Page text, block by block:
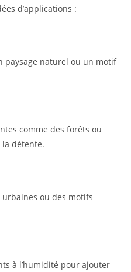
d’applications :
paysage naturel ou un motif
comme des forêts ou
détente.
urbaines ou des motifs
à l’humidité pour ajouter